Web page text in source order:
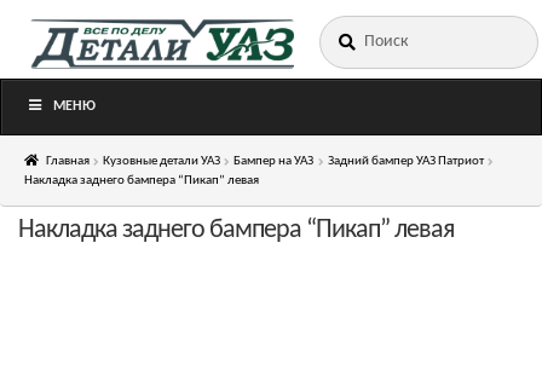
Перейти
Перейти
Искать:
МЕНЮ
Главная Кузовные детали УАЗ Бампер на УАЗ
Задний бампер УАЗ Патриот
Накладка заднего бампера “Пикап” левая
Накладка заднего бампера “Пикап” левая